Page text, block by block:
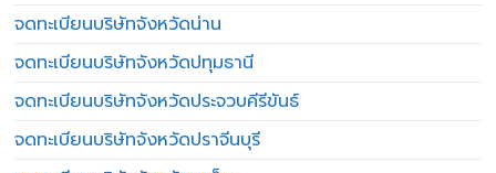
จดทะเบียนบริษัทจังหวัดน่าน
จดทะเบียนบริษัทจังหวัดปทุมธานี
จดทะเบียนบริษัทจังหวัดประจวบคีรีขันธ์
จดทะเบียนบริษัทจังหวัดปราจีนบุรี